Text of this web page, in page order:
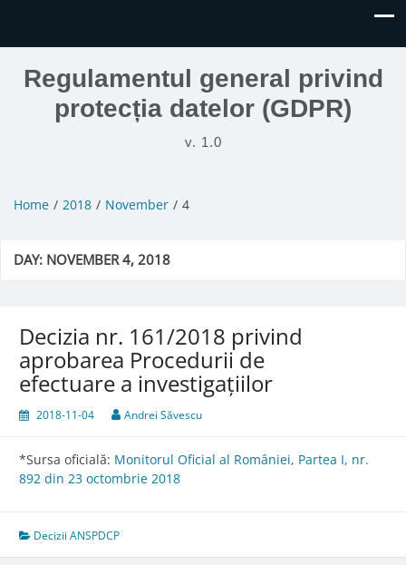
Regulamentul general privind
protecția datelor (GDPR)
v. 1.0
Home 2018 November 4
DAY: NOVEMBER 4, 2018
Decizia nr. 161/2018 privind
aprobarea Procedurii de
efectuare a investigațiilor
2018-11-04 Andrei Săvescu
*Sursa oficială: Monitorul Oficial al României, Partea I, nr.
892 din 23 octombrie 2018
Decizii ANSPDCP